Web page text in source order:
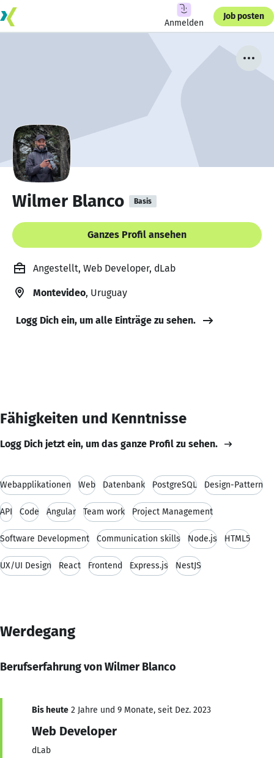
Anmelden
Job posten
Wilmer Blanco Basis
Ganzes Profil ansehen
Angestellt, Web Developer, dLab
Montevideo, Uruguay
Logg Dich ein, um alle Einträge zu sehen.
Fähigkeiten und Kenntnisse
Logg Dich jetzt ein, um das ganze Profil zu sehen.
Webapplikationen Web Datenbank PostgreSQL Design-Pattern
API Code Angular Team work Project Management
Software Development Communication skills Node.js HTML5
UX/UI Design React Frontend Express.js NestJS
Werdegang
Berufserfahrung von Wilmer Blanco
Bis heute 2 Jahre und 9 Monate, seit Dez. 2023
Web Developer
dLab